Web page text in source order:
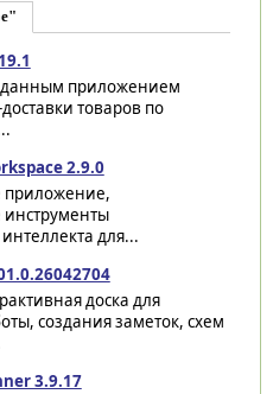
данным приложением
доставки товаров по
2.9.0
приложение,
для...
доска для
создания заметок, схем
3.9.17